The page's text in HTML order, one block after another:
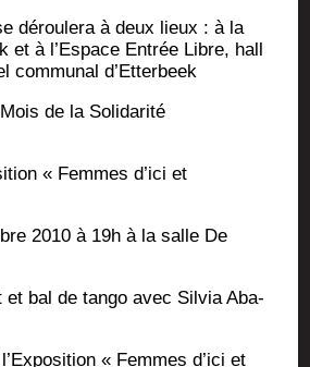
dérou­le­ra à deux lieux : à la
et à l’Es­pace Entrée Libre, hall
com­mu­nal d’Etterbeek
de la Soli­da­ri­té
« Femmes d’i­ci et
2010 à 19h à la salle De
et bal de tan­go avec Sil­via Aba­
« Femmes d’i­ci et